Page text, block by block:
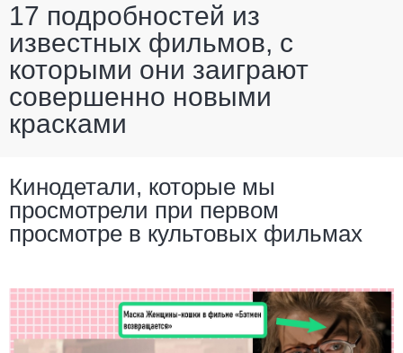
17 подробностей из
известных фильмов, с
которыми они заиграют
совершенно новыми
красками
Кинодетали, которые мы
просмотрели при первом
просмотре в культовых фильмах